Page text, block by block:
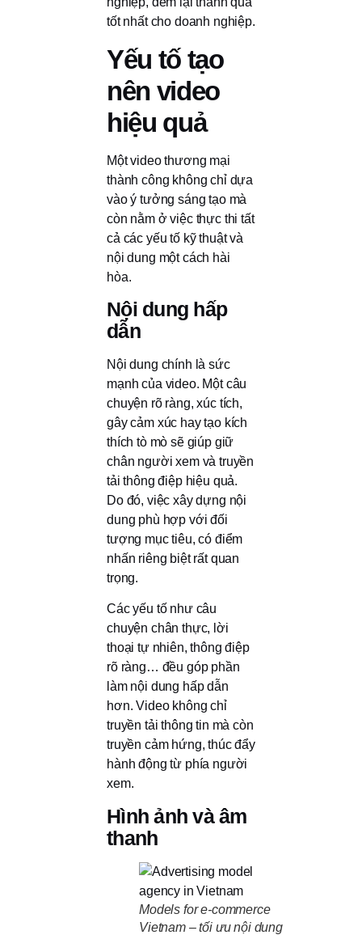
tốt nhất cho doanh nghiệp.
Yếu tố tạo
nên video
hiệu quả
Một video thương mại
thành công không chỉ dựa
vào ý tưởng sáng tạo mà
còn nằm ở việc thực thi tất
cả các yếu tố kỹ thuật và
nội dung một cách hài
hòa.
Nội dung hấp
dẫn
Nội dung chính là sức
mạnh của video. Một câu
chuyện rõ ràng, xúc tích,
gây cảm xúc hay tạo kích
thích tò mò sẽ giúp giữ
chân người xem và truyền
tải thông điệp hiệu quả.
Do đó, việc xây dựng nội
dung phù hợp với đối
tượng mục tiêu, có điểm
nhấn riêng biệt rất quan
trọng.
Các yếu tố như câu
chuyện chân thực, lời
thoại tự nhiên, thông điệp
rõ ràng… đều góp phần
làm nội dung hấp dẫn
hơn. Video không chỉ
truyền tải thông tin mà còn
truyền cảm hứng, thúc đẩy
hành động từ phía người
xem.
Hình ảnh và âm
thanh
Models for e-commerce
Vietnam – tối ưu nội dung